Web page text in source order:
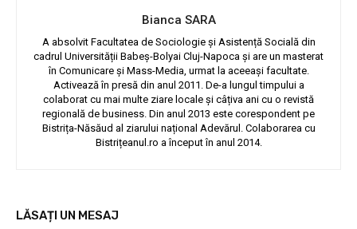
Bianca SARA
A absolvit Facultatea de Sociologie și Asistență Socială din
cadrul Universității Babeș-Bolyai Cluj-Napoca și are un masterat
în Comunicare și Mass-Media, urmat la aceeași facultate.
Activează în presă din anul 2011. De-a lungul timpului a
colaborat cu mai multe ziare locale și câțiva ani cu o revistă
regională de business. Din anul 2013 este corespondent pe
Bistrița-Năsăud al ziarului național Adevărul. Colaborarea cu
Bistrițeanul.ro a început în anul 2014.
LĂSAȚI UN MESAJ